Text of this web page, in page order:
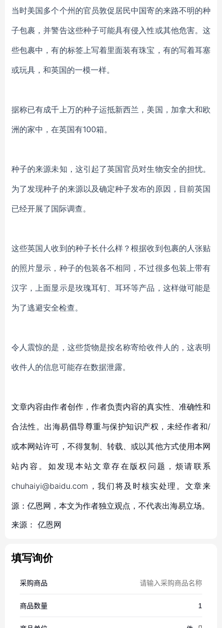
当时美国多个个州的官员敦促居民中国寄的来路不明的种
子包裹，并警告这些种子可能具有侵入性或其他危害。这
些包裹中，有的标签上写着里面装有珠宝，有的写着耳塞
或玩具，和英国的一模一样。
据称已有成千上万的种子运抵新西兰，美国，加拿大和欧
洲的家中，在英国有100箱。
种子的来源未知，这引起了英国官员对生物安全的担忧。
为了发现种子的来源以及确定种子发布的原因， 目前英国
已经开展了国际调查。
这些英国人收到的种子长什么样？根据收到包裹的人张贴
的照片显示，种子的包装各不相同，不过很多包装上带有
汉字，上面显示是玫瑰耳钉、耳环等产品，这样做可能是
为了逃避安全检查。
令人震惊的是，这些货物是按名称寄给收件人的，这表明
收件人的信息可能存在数据泄露。
文章内容由作者创作，作者负责内容的真实性、准确性和
合法性。出海易倡导尊重与保护知识产权，未经作者和/
或本网站许可，不得复制、转载、或以其他方式使用本网
站内容。如发现本站文章存在版权问题，烦请联系
chuhaiyi@baidu.com，我们将及时核实处理。文章来
源：亿恩网，本文为作者独立观点，不代表出海易立场。
来源： 亿恩网
填写询价